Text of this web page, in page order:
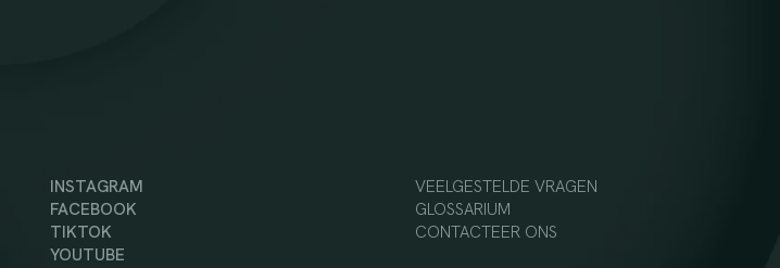
INSTAGRAM
FACEBOOK
TIKTOK
YOUTUBE
VEELGESTELDE VRAGEN
GLOSSARIUM
CONTACTEER ONS